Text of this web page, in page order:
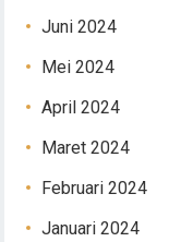
Juni 2024
Mei 2024
April 2024
Maret 2024
Februari 2024
Januari 2024